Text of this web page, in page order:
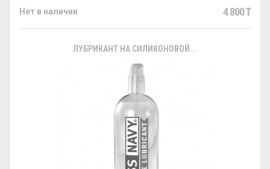
Нет в наличии 4 800 T
ЛУБРИКАНТ НА СИЛИКОНОВОЙ...